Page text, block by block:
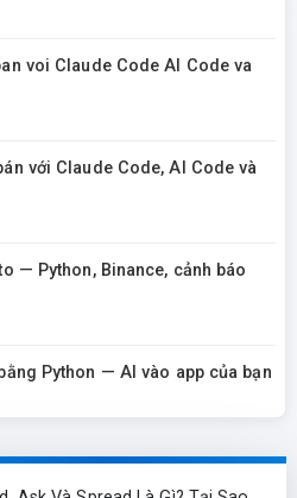
voi Claude Code AI Code va
với Claude Code, AI Code và
— Python, Binance, cảnh báo
Python — AI vào app của bạn